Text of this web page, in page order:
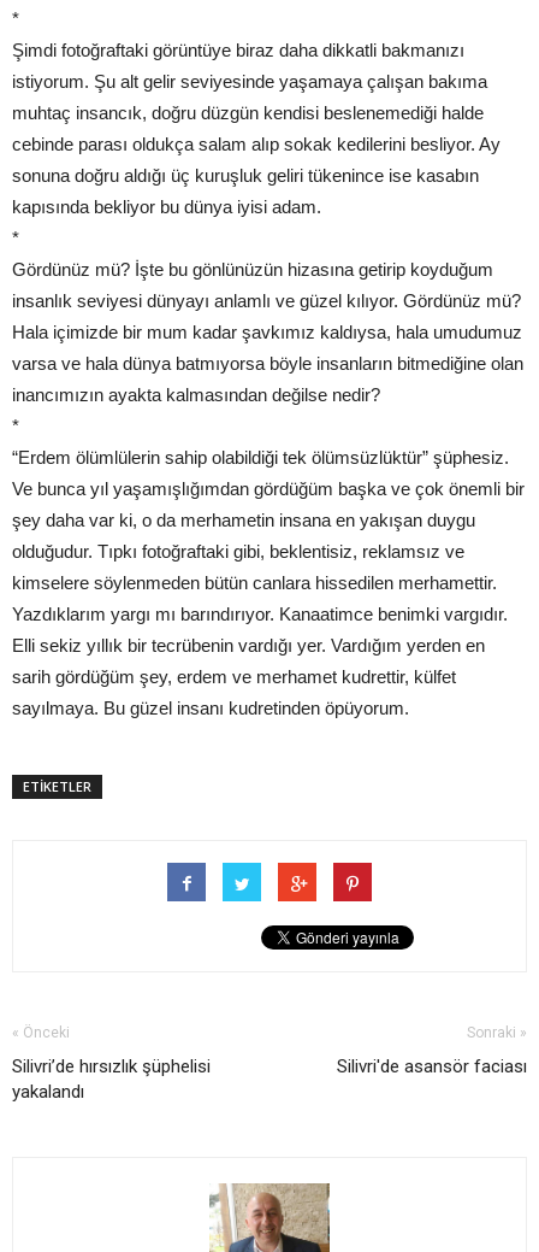
*
Şimdi fotoğraftaki görüntüye biraz daha dikkatli bakmanızı
istiyorum. Şu alt gelir seviyesinde yaşamaya çalışan bakıma
muhtaç insancık, doğru düzgün kendisi beslenemediği halde
cebinde parası oldukça salam alıp sokak kedilerini besliyor. Ay
sonuna doğru aldığı üç kuruşluk geliri tükenince ise kasabın
kapısında bekliyor bu dünya iyisi adam.
*
Gördünüz mü? İşte bu gönlünüzün hizasına getirip koyduğum
insanlık seviyesi dünyayı anlamlı ve güzel kılıyor. Gördünüz mü?
Hala içimizde bir mum kadar şavkımız kaldıysa, hala umudumuz
varsa ve hala dünya batmıyorsa böyle insanların bitmediğine olan
inancımızın ayakta kalmasından değilse nedir?
*
“Erdem ölümlülerin sahip olabildiği tek ölümsüzlüktür” şüphesiz.
Ve bunca yıl yaşamışlığımdan gördüğüm başka ve çok önemli bir
şey daha var ki, o da merhametin insana en yakışan duygu
olduğudur. Tıpkı fotoğraftaki gibi, beklentisiz, reklamsız ve
kimselere söylenmeden bütün canlara hissedilen merhamettir.
Yazdıklarım yargı mı barındırıyor. Kanaatimce benimki vargıdır.
Elli sekiz yıllık bir tecrübenin vardığı yer. Vardığım yerden en
sarih gördüğüm şey, erdem ve merhamet kudrettir, külfet
sayılmaya. Bu güzel insanı kudretinden öpüyorum.
ETİKETLER
« Önceki
Silivri’de hırsızlık şüphelisi
yakalandı
Sonraki »
Silivri'de asansör faciası